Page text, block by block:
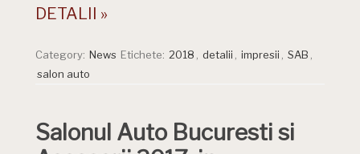
DETALII »
Category: News Etichete: 2018 detalii impresii SAB
salon auto
Salonul Auto Bucuresti si